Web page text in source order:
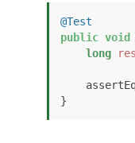
@Test
public void
long
}